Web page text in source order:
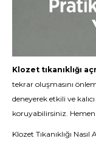
Klozet tıkanıklığı
tekrar oluşmasını
deneyerek etkili ve
koruyabilirsiniz.
Klozet Tıkanıklığı